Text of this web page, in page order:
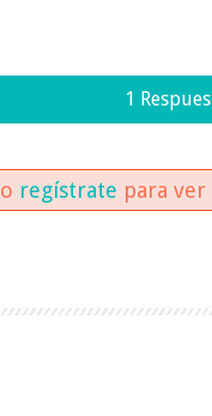
1
o regístrate para ver